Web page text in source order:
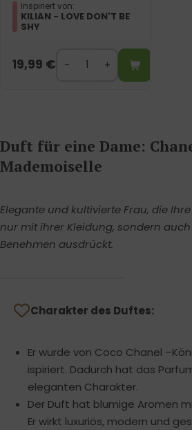
Inspiriert von:
KILIAN - LOVE DON'T BE
SHY
19,99 €
Duft für eine Dame:
Mademoiselle
Elegante und kultivierte Frau, die
nur mit ihrer Kleidung, sondern
Benehmen ausdrückt.
Charakter des Duftes:
Er wurde von Coco Chanel
ispiriert. Dadurch hat das
eleganten Charakter.
Der Duft hat blumige Aromen
Er wirkt luxuriös, modern und